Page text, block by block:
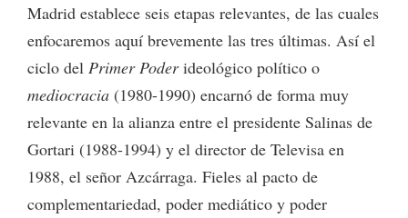
Madrid establece seis etapas relevantes, de las cuales
enfocaremos aquí brevemente las tres últimas. Así el
ciclo del Primer Poderideológico político o
mediocracia (1980-1990) encarnó de forma muy
relevante en la alianza entre el presidente Salinas de
Gortari (1988-1994) y el director de Televisa en
1988, el señor Azcárraga. Fieles al pacto de
complementariedad, poder mediático y poder